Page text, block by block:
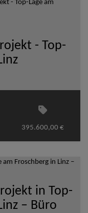
- Top-
395.600,00 €
in Top-
– Büro